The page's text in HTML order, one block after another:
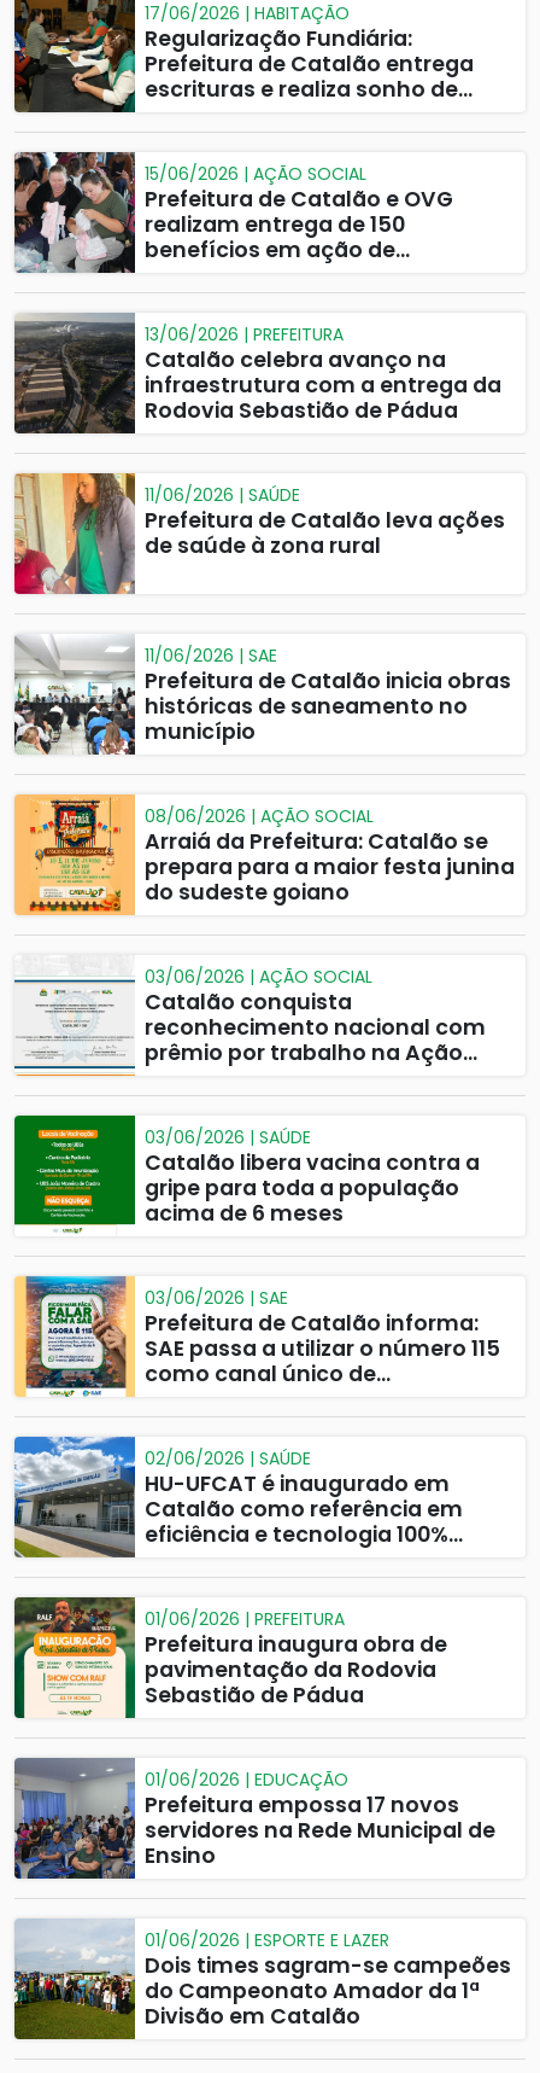
17/06/2026 | HABITAÇÃO
Regularização Fundiária:
Prefeitura de Catalão entrega
escrituras e realiza sonho de
Branco
15/06/2026 | AÇÃO SOCIAL
Prefeitura de Catalão e OVG
realizam entrega de 150
benefícios em ação de
13/06/2026 | PREFEITURA
Catalão celebra avanço na
infraestrutura com a entrega da
Rodovia Sebastião de Pádua
11/06/2026 | SAÚDE
Prefeitura de Catalão leva ações
de saúde à zona rural
11/06/2026 | SAE
Prefeitura de Catalão inicia obras
históricas de saneamento no
município
08/06/2026 | AÇÃO SOCIAL
Arraiá da Prefeitura: Catalão se
prepara para a maior festa junina
do sudeste goiano
03/06/2026 | AÇÃO SOCIAL
Catalão conquista
reconhecimento nacional com
prêmio por trabalho na Ação
03/06/2026 | SAÚDE
Catalão libera vacina contra a
gripe para toda a população
acima de 6 meses
03/06/2026 | SAE
Prefeitura de Catalão informa:
SAE passa a utilizar o número 115
como canal único de
02/06/2026 | SAÚDE
HU-UFCAT é inaugurado em
Catalão como referência em
eficiência e tecnologia 100%
01/06/2026 | PREFEITURA
Prefeitura inaugura obra de
pavimentação da Rodovia
Sebastião de Pádua
01/06/2026 | EDUCAÇÃO
Prefeitura empossa 17 novos
servidores na Rede Municipal de
Ensino
01/06/2026 | ESPORTE E LAZER
Dois times sagram-se campeões
do Campeonato Amador da 1ª
Divisão em Catalão